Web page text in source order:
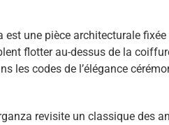
est une pièce architecturale
flotter au-dessus de la
les codes de l’élégance
revisite un classique des